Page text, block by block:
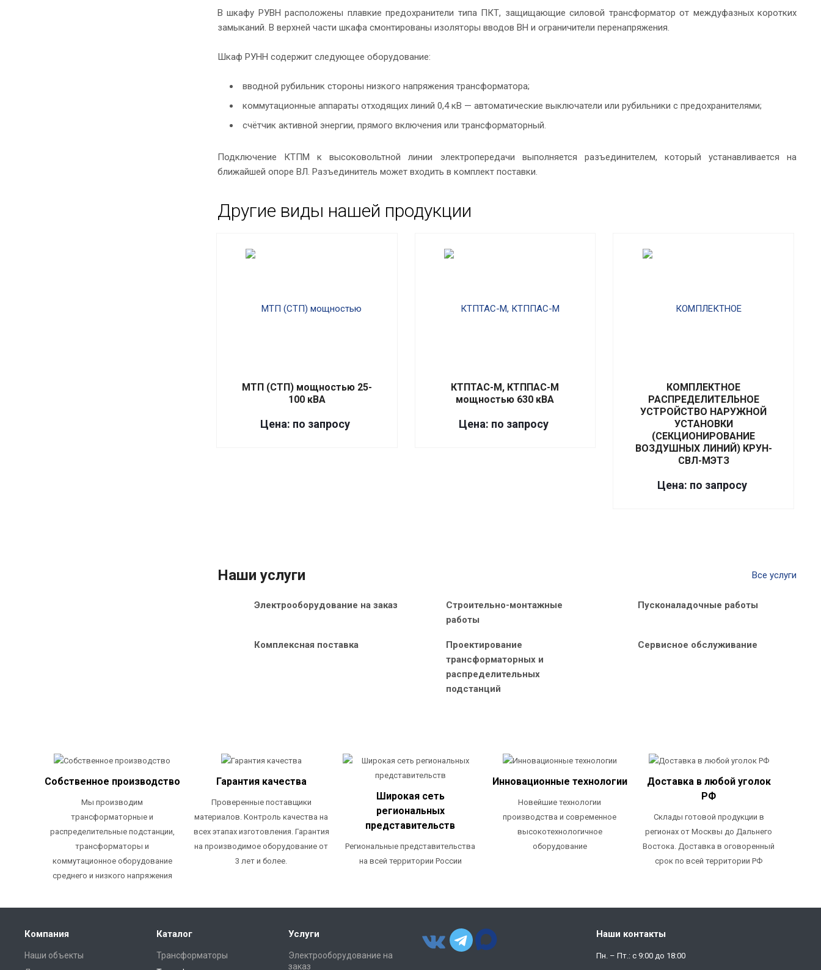
В шкафу РУВН расположены плавкие предохранители типа ПКТ, защищающие силовой трансформатор от междуфазных коротких
замыканий. В верхней части шкафа смонтированы изоляторы вводов ВН и ограничители перенапряжения.
Шкаф РУНН содержит следующее оборудование:
вводной рубильник стороны низкого напряжения трансформатора;
коммутационные аппараты отходящих линий 0,4 кВ — автоматические выключатели или рубильники с предохранителями;
счётчик активной энергии, прямого включения или трансформаторный.
Подключение КТПМ к высоковольтной линии электропередачи выполняется разъединителем, который устанавливается на
ближайшей опоре ВЛ. Разъединитель может входить в комплект поставки.
Другие виды нашей продукции
МТП (СТП) мощностью 25-
100 кВА
Цена: по запросу
КТПТАС-М, КТППАС-М
мощностью 630 кВА
Цена: по запросу
КОМПЛЕКТНОЕ
РАСПРЕДЕЛИТЕЛЬНОЕ
УСТРОЙСТВО НАРУЖНОЙ
УСТАНОВКИ
(СЕКЦИОНИРОВАНИЕ
ВОЗДУШНЫХ ЛИНИЙ) КРУН-
СВЛ-МЭТЗ
Цена: по запросу
Все услуги
Наши услуги
Электрооборудование на заказ
Строительно-монтажные
работы
Пусконаладочные работы
Комплексная поставка
Проектирование
трансформаторных и
распределительных
подстанций
Сервисное обслуживание
Собственное производство
Мы производим
трансформаторные и
распределительные подстанции,
трансформаторы и
коммутационное оборудование
среднего и низкого напряжения
Гарантия качества
Проверенные поставщики
материалов. Контроль качества на
всех этапах изготовления. Гарантия
на производимое оборудование от
3 лет и более.
Широкая сеть
региональных
представительств
Региональные представительства
на всей территории России
Инновационные технологии
Новейшие технологии
производства и современное
высокотехнологичное
оборудование
Доставка в любой уголок
РФ
Склады готовой продукции в
регионах от Москвы до Дальнего
Востока. Доставка в оговоренный
срок по всей территории РФ
Компания
Наши объекты
Каталог
Трансформаторы
Услуги
Электрооборудование на
заказ
Наши контакты
Пн. – Пт.: с 9:00 до 18:00